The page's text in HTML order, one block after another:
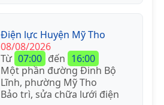
Điện lực Huyện Mỹ Tho
08/08/2026
Từ 07:00 đến 16:00
Một phần đường Đinh Bộ
Lĩnh, phường Mỹ Tho
Bảo trì, sửa chữa lưới điện